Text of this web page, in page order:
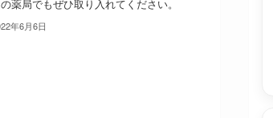
薬局でもぜひ取り入れてください。
年6月6日